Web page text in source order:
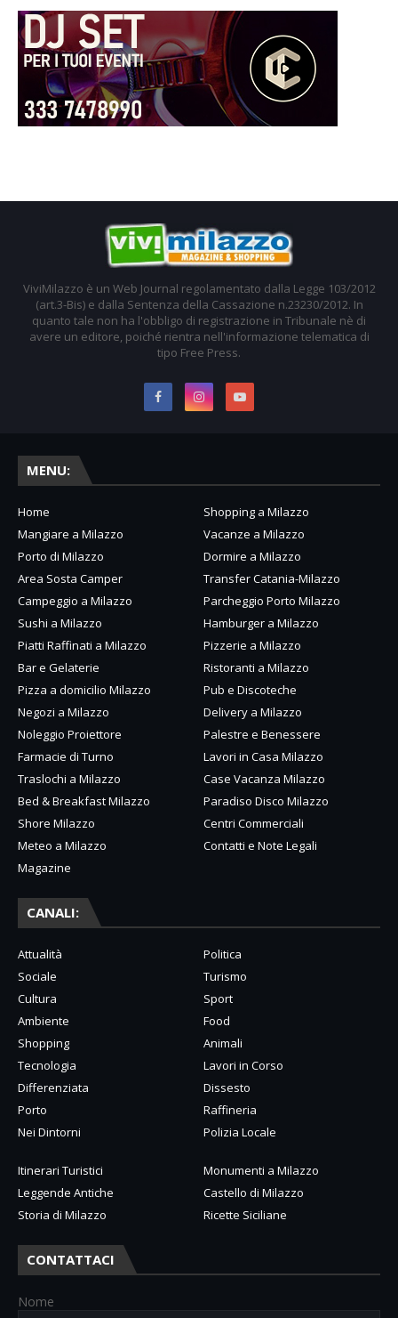
ViviMilazzo è un Web Journal regolamentato dalla Legge 103/2012
(art.3-Bis) e dalla Sentenza della Cassazione n.23230/2012. In
quanto tale non ha l'obbligo di registrazione in Tribunale nè di
avere un editore, poiché rientra nell'informazione telematica di
tipo Free Press.
MENU:
Home
Shopping a Milazzo
Mangiare a Milazzo
Vacanze a Milazzo
Porto di Milazzo
Dormire a Milazzo
Area Sosta Camper
Transfer Catania-Milazzo
Campeggio a Milazzo
Parcheggio Porto Milazzo
Sushi a Milazzo
Hamburger a Milazzo
Piatti Raffinati a Milazzo
Pizzerie a Milazzo
Bar e Gelaterie
Ristoranti a Milazzo
Pizza a domicilio Milazzo
Pub e Discoteche
Negozi a Milazzo
Delivery a Milazzo
Noleggio Proiettore
Palestre e Benessere
Farmacie di Turno
Lavori in Casa Milazzo
Traslochi a Milazzo
Case Vacanza Milazzo
Bed & Breakfast Milazzo
Paradiso Disco Milazzo
Shore Milazzo
Centri Commerciali
Meteo a Milazzo
Contatti e Note Legali
Magazine
CANALI:
Attualità
Politica
Sociale
Turismo
Cultura
Sport
Ambiente
Food
Shopping
Animali
Tecnologia
Lavori in Corso
Differenziata
Dissesto
Porto
Raffineria
Nei Dintorni
Polizia Locale
Itinerari Turistici
Monumenti a Milazzo
Leggende Antiche
Castello di Milazzo
Storia di Milazzo
Ricette Siciliane
CONTATTACI
Nome